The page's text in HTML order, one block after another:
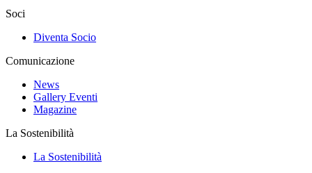
Soci
Diventa Socio
Comunicazione
News
Gallery Eventi
Magazine
La Sostenibilità
La Sostenibilità